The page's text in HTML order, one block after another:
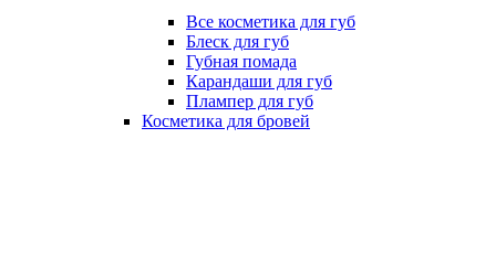
Все косметика для губ
Блеск для губ
Губная помада
Карандаши для губ
Плампер для губ
Косметика для бровей